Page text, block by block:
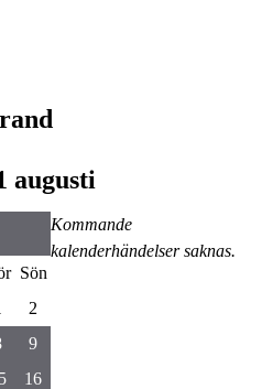
augusti
Kommande
kalenderhändelser saknas.
Sön
2
9
16